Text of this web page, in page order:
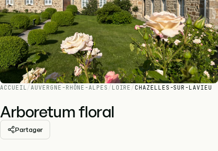
ACCUEIL / AUVERGNE-RHÔNE-ALPES / LOIRE /CHAZELLES-SUR-LAVIEU
Arboretum floral
Partager